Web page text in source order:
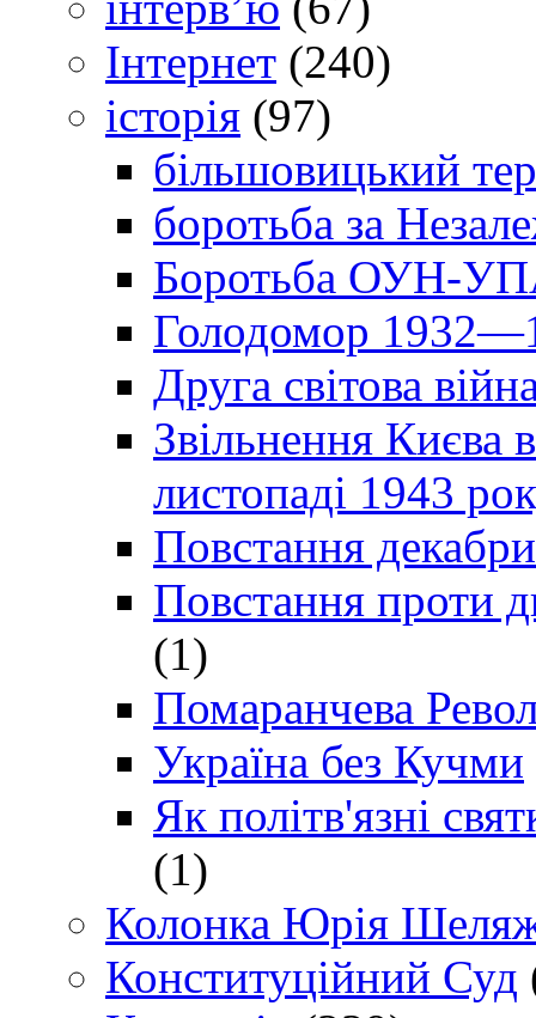
Інтернет (240)
історія (97)
більшовицький
боротьба за
Боротьба ОУН-УПА
Голодомор
Друга світова
Звільнення Києва
листопаді 1943
Повстання
Повстання проти
(1)
Помаранчева
Україна без Кучми
Як політв'язні
(1)
Колонка Юрія
Конституційний Суд